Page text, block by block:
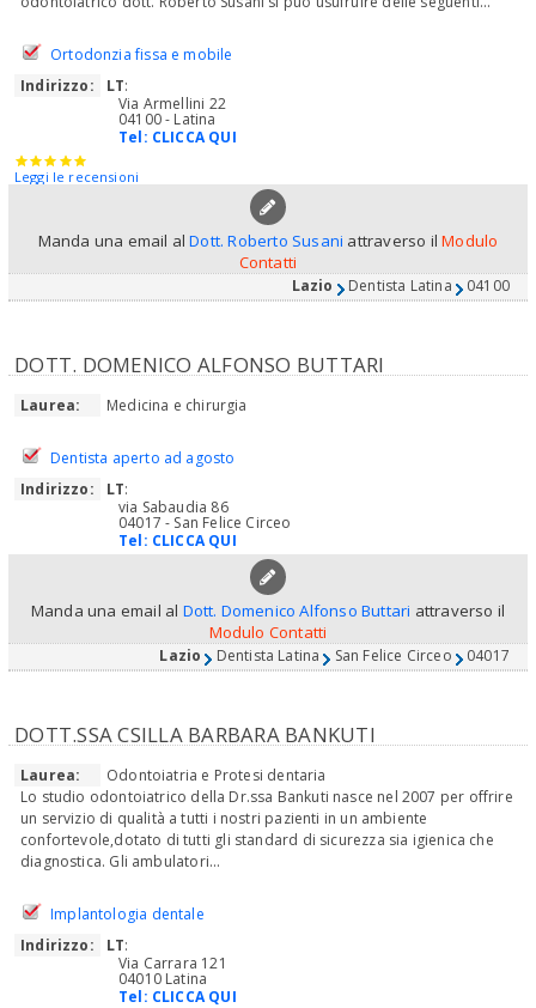
Ortodonzia fissa e mobile
Indirizzo:
LT:
Via Armellini 22
04100 - Latina
Tel: CLICCA QUI
Leggi le recensioni
Manda una email alDott. Roberto Susani attraverso ilModulo
Contatti
Lazio Dentista Latina 04100
DOTT. DOMENICO ALFONSO BUTTARI
Laurea: Medicina e chirurgia
Dentista aperto ad agosto
Indirizzo:
LT:
via Sabaudia 86
04017 - San Felice Circeo
Tel: CLICCA QUI
Manda una email al Dott. Domenico Alfonso Buttari attraverso il
Modulo Contatti
Lazio Dentista Latina San Felice Circeo 04017
DOTT.SSA CSILLA BARBARA BANKUTI
Laurea:
Odontoiatria e Protesi dentaria
Lo studio odontoiatrico della Dr.ssa Bankuti nasce nel 2007 per offrire
un servizio di qualità a tutti i nostri pazienti in un ambiente
confortevole,dotato di tutti gli standard di sicurezza sia igienica che
diagnostica. Gli ambulatori...
Implantologia dentale
Indirizzo:
LT:
Via Carrara 121
04010 Latina
Tel: CLICCA QUI